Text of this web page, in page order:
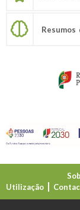
Utilização